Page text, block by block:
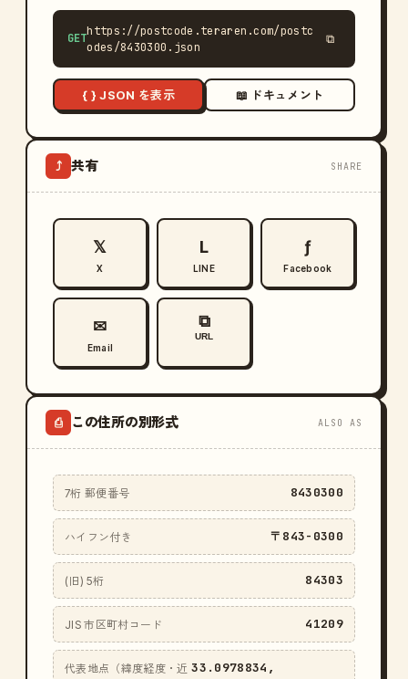
GET
https://postcode.teraren.com/postc
odes/8430300.json
⧉
{ } JSON を表示 📖 ドキュメント
⤴ 共有 SHARE
𝕏
X
L
LINE
ƒ
Facebook
✉
Email
⧉
URL
⎙ この住所の別形式 ALSO AS
7桁 郵便番号 8430300
ハイフン付き 〒843-0300
(旧) 5桁 84303
JIS 市区町村コード 41209
代表地点（緯度経度・近 33.0978834,